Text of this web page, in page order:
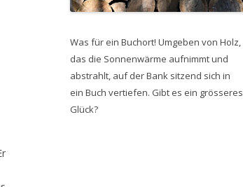
Was für ein Buchort! Umgeben von Holz,
das die Sonnenwärme aufnimmt und
abstrahlt, auf der Bank sitzend sich in
ein Buch vertiefen. Gibt es ein grösseres
Glück?